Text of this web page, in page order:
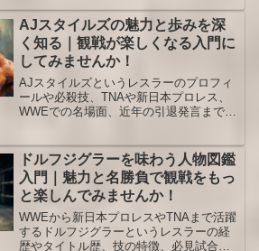
記事です。試合結果だけでなく、復活演
出、デッドマン神話、観戦順、見どころ
まで一気に把握できます。
AJスタイルズの魅力と歩みを深
く知る｜観戦が楽しくなる入門に
してみませんか！
AJスタイルズというレスラーのプロフィ
ールや必殺技、TNAや新日本プロレス、
WWEでの名場面、近年の引退発言までを
ドルフジグラーを味わう人物図鑑
入門｜魅力と名勝負で観戦をもっ
と楽しんでみませんか！
WWEから新日本プロレスやTNAまで活躍
するドルフジグラーというレスラーの経
歴やタイトル歴、技の特徴、必見試合を